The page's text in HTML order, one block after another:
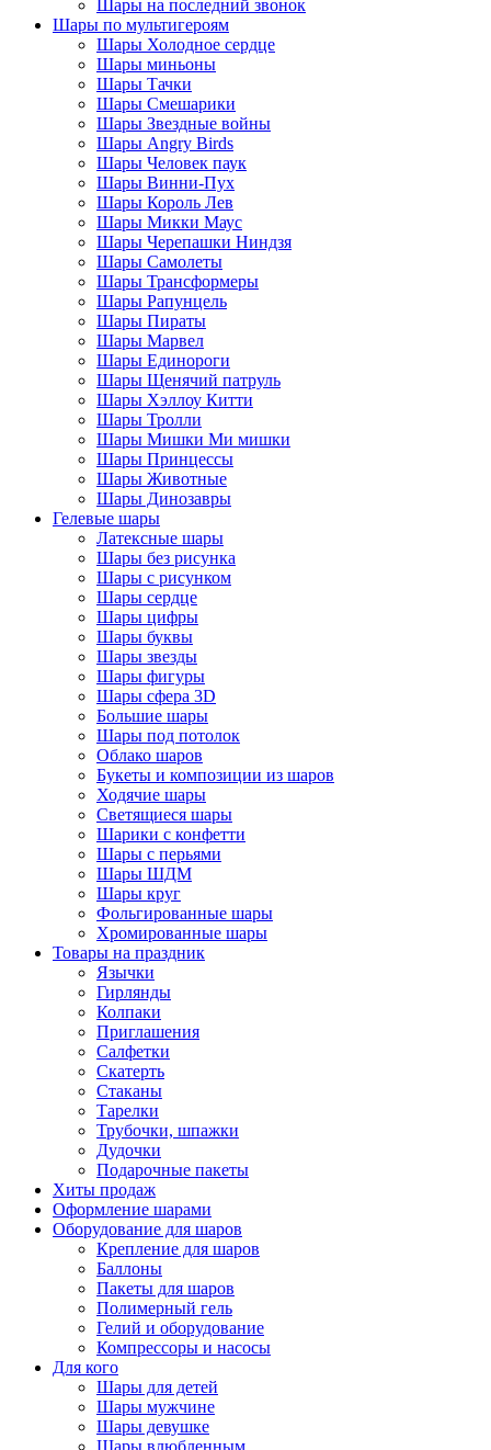
Шары на последний звонок
Шары по мультигероям
Шары Холодное сердце
Шары миньоны
Шары Тачки
Шары Смешарики
Шары Звездные войны
Шары Angry Birds
Шары Человек паук
Шары Винни-Пух
Шары Король Лев
Шары Микки Маус
Шары Черепашки Ниндзя
Шары Самолеты
Шары Трансформеры
Шары Рапунцель
Шары Пираты
Шары Марвел
Шары Единороги
Шары Щенячий патруль
Шары Хэллоу Китти
Шары Тролли
Шары Мишки Ми мишки
Шары Принцессы
Шары Животные
Шары Динозавры
Гелевые шары
Латексные шары
Шары без рисунка
Шары с рисунком
Шары сердце
Шары цифры
Шары буквы
Шары звезды
Шары фигуры
Шары сфера 3D
Большие шары
Шары под потолок
Облако шаров
Букеты и композиции из шаров
Ходячие шары
Светящиеся шары
Шарики с конфетти
Шары с перьями
Шары ШДМ
Шары круг
Фольгированные шары
Хромированные шары
Товары на праздник
Язычки
Гирлянды
Колпаки
Приглашения
Салфетки
Скатерть
Стаканы
Тарелки
Трубочки, шпажки
Дудочки
Подарочные пакеты
Хиты продаж
Оформление шарами
Оборудование для шаров
Крепление для шаров
Баллоны
Пакеты для шаров
Полимерный гель
Гелий и оборудование
Компрессоры и насосы
Для кого
Шары для детей
Шары мужчине
Шары девушке
Шары влюбленным